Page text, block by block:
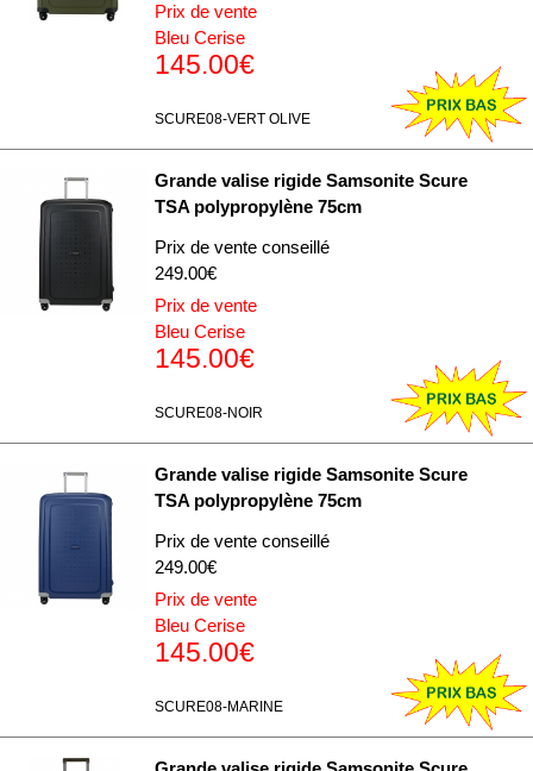
Prix de vente
Bleu Cerise
145.00€
SCURE08-VERT OLIVE
Grande valise rigide Samsonite Scure
TSA polypropylène 75cm
Prix de vente conseillé
249.00€
Prix de vente
Bleu Cerise
145.00€
SCURE08-NOIR
Grande valise rigide Samsonite Scure
TSA polypropylène 75cm
Prix de vente conseillé
249.00€
Prix de vente
Bleu Cerise
145.00€
SCURE08-MARINE